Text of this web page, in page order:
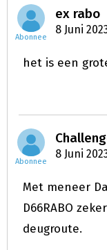
Abonnee
ex rabo
8 Juni
het is een
Abonnee
8 Juni
Met meneer
D66RABO
deugroute.